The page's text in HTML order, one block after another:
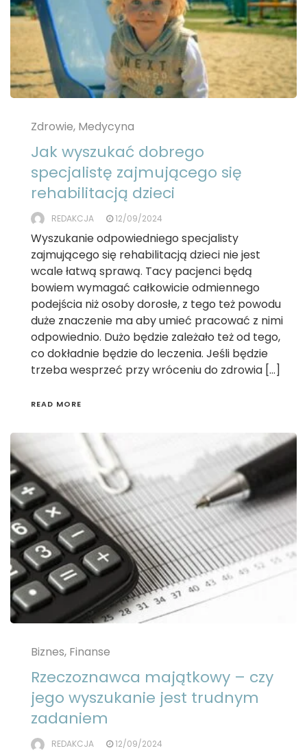
Zdrowie, Medycyna
Jak wyszukać dobrego
specjalistę zajmującego się
rehabilitacją dzieci
REDAKCJA 12/09/2024
Wyszukanie odpowiedniego specjalisty
zajmującego się rehabilitacją dzieci nie jest
wcale łatwą sprawą. Tacy pacjenci będą
bowiem wymagać całkowicie odmiennego
podejścia niż osoby dorosłe, z tego też powodu
duże znaczenie ma aby umieć pracować z nimi
odpowiednio. Dużo będzie zależało też od tego,
co dokładnie będzie do leczenia. Jeśli będzie
trzeba wesprzeć przy wróceniu do zdrowia […]
READ MORE
Biznes, Finanse
Rzeczoznawca majątkowy – czy
jego wyszukanie jest trudnym
zadaniem
REDAKCJA 12/09/2024